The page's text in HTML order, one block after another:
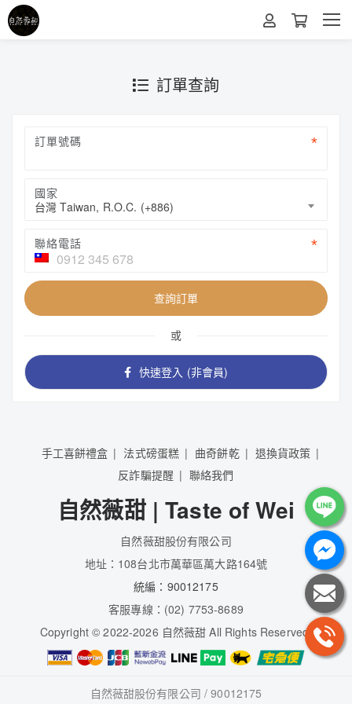
訂單查詢
訂單號碼
國家
台灣 Taiwan, R.O.C. (+886)
聯絡電話
查詢訂單
或
快速登入 (非會員)
手工喜餅禮盒 法式磅蛋糕 曲奇餅乾
退換貨政策
反詐騙提醒
聯絡我們
自然薇甜 | Taste of Wei
自然薇甜股份有限公司
地址：108台北市萬華區萬大路164號
統編：90012175
客服專線：(02) 7753-8689
Copyright© 2022-2026 自然薇甜 All Rights Reserved.
自然薇甜股份有限公司 / 90012175